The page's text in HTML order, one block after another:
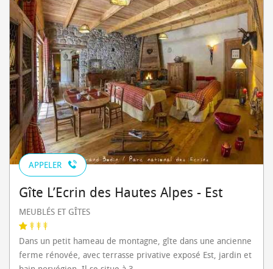
APPELER
Gîte L’Ecrin des Hautes Alpes - Est
MEUBLÉS ET GÎTES
Dans un petit hameau de montagne, gîte dans une ancienne
ferme rénovée, avec terrasse privative exposé Est, jardin et